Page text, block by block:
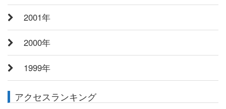
2001年
2000年
1999年
アクセスランキング